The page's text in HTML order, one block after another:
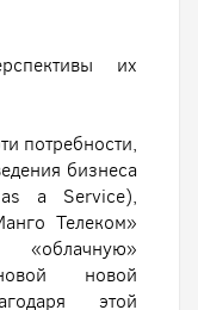
их
потребности,
бизнеса
a Service),
Телеком»
«облачную»
новой
этой